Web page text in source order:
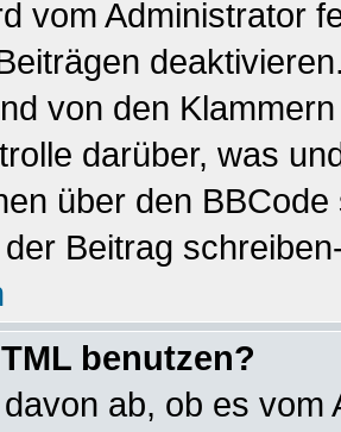
vom Administrator
von den
darüber, was
über den
Beitrag
benutzen?
ab, ob es